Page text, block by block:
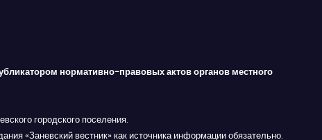
нормативно-правовых актов органов местного
городского поселения.
«Заневский вестник» как источника информации обязательно.